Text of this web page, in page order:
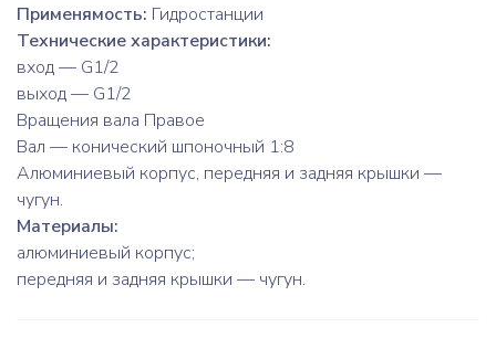
Применямость: Гидростанции
Технические характеристики:
вход — G1/2
выход — G1/2
Вращения вала Правое
Вал — конический шпоночный 1:8
Алюминиевый корпус, передняя и задняя крышки —
чугун.
Материалы:
алюминиевый корпус;
передняя и задняя крышки — чугун.